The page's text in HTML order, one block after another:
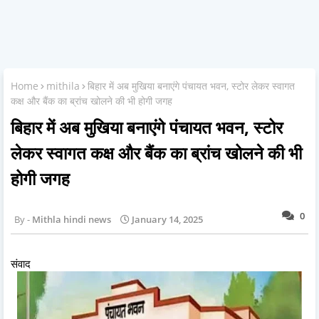
Home mithila
बिहार में अब मुखिया बनाएंगे पंचायत भवन, स्टोर लेकर स्वागत
कक्ष और बैंक का ब्रांच खोलने की भी होगी जगह
बिहार में अब मुखिया बनाएंगे पंचायत भवन, स्टोर
लेकर स्वागत कक्ष और बैंक का ब्रांच खोलने की भी
होगी जगह
0
Mithla hindi news January 14, 2025
संवाद